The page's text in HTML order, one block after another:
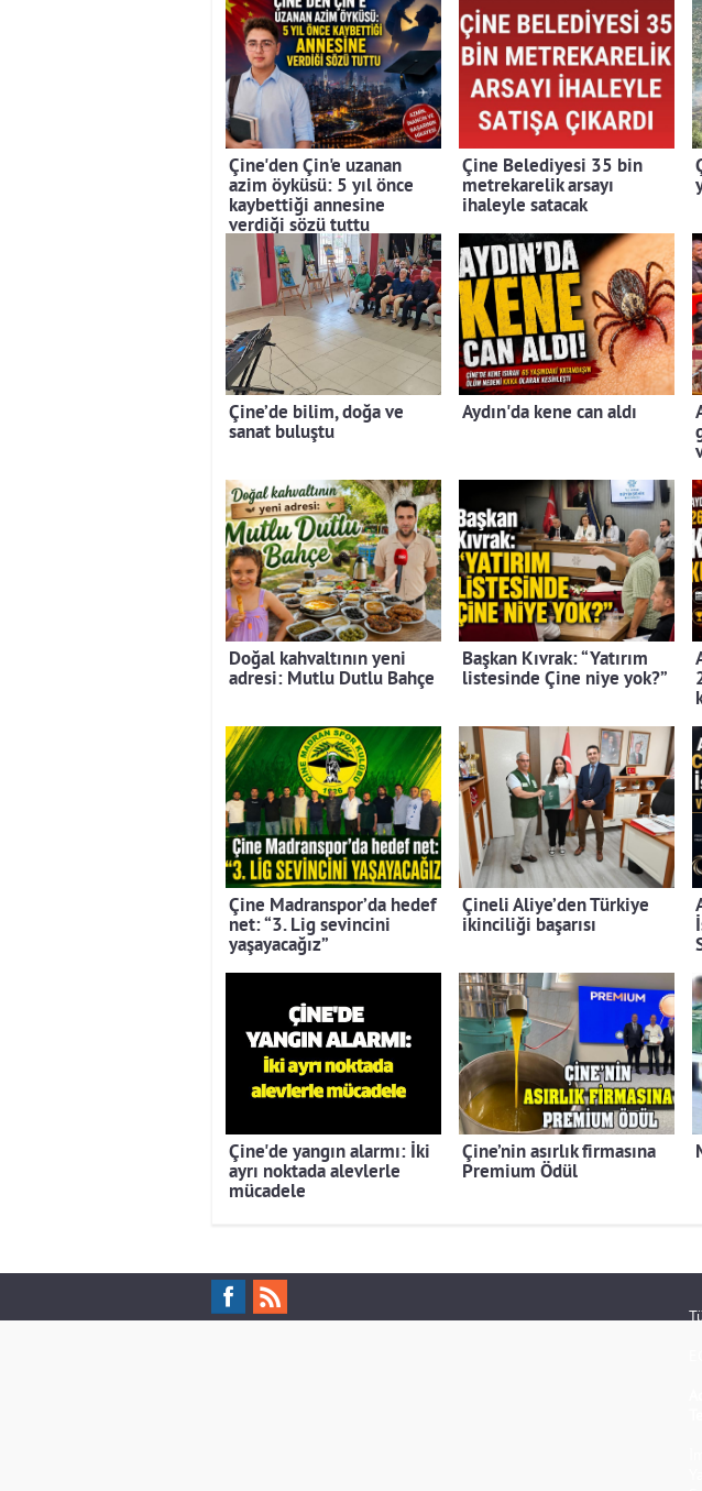
Çine'den Çin'e uzanan
azim öyküsü: 5 yıl önce
kaybettiği annesine
verdiği sözü tuttu
Çine Belediyesi 35 bin
metrekarelik arsayı
ihaleyle satacak
Çine’de bilim, doğa ve
sanat buluştu
Aydın'da kene can aldı
Doğal kahvaltının yeni
adresi: Mutlu Dutlu Bahçe
Başkan Kıvrak: “Yatırım
listesinde Çine niye yok?”
Çine Madranspor’da hedef
net: “3. Lig sevincini
yaşayacağız”
Çineli Aliye’den Türkiye
ikinciliği başarısı
Çine'de yangın alarmı: İki
ayrı noktada alevlerle
mücadele
Çine’nin asırlık firmasına
Premium Ödül